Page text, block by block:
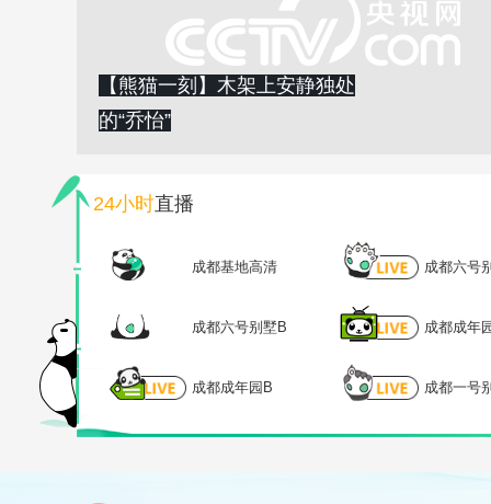
【熊猫一刻】木架上安静独处
的“乔怡”
24小时直播
成都基地高清 成都六号
成都六号别墅B 成都成年
成都成年园B 成都一号